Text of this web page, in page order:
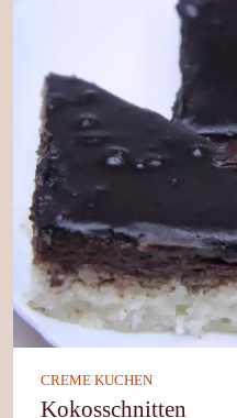
CREME KUCHEN
Kokosschnitten